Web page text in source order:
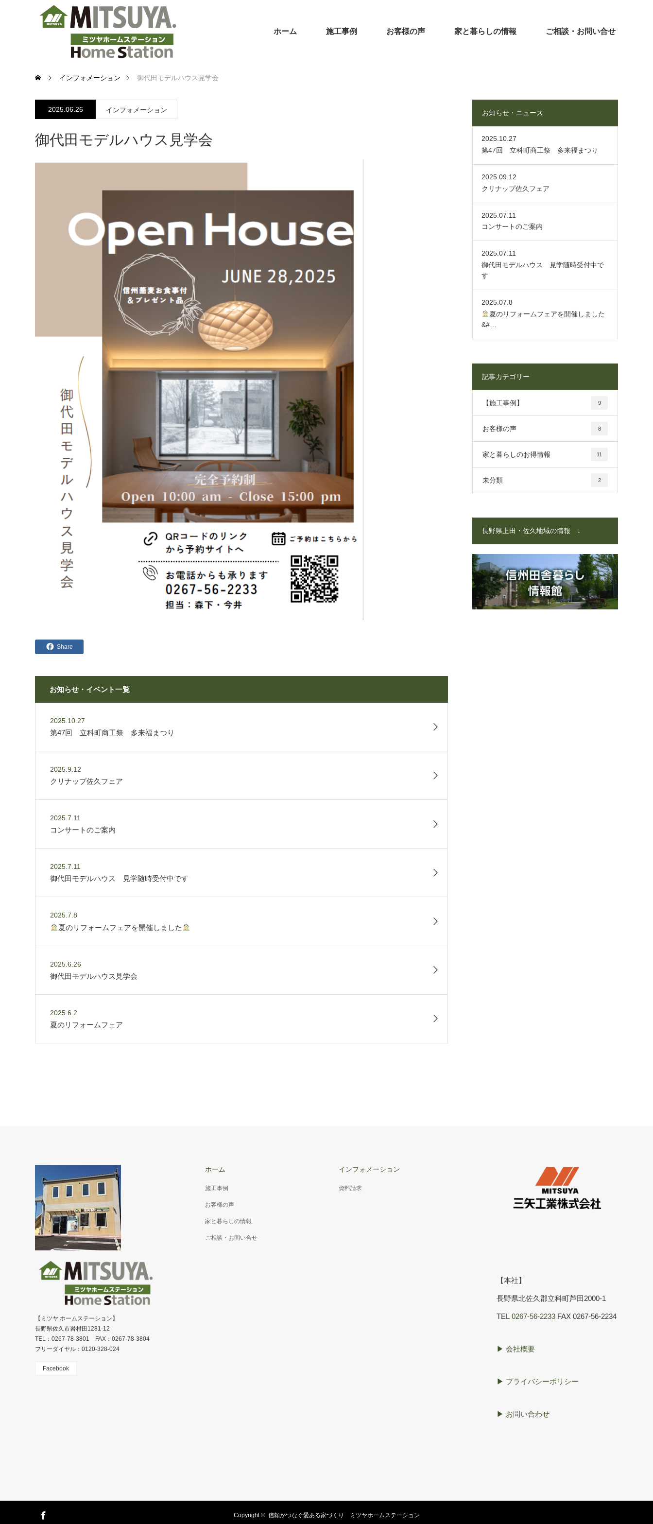
ホーム 施工事例 お客様の声 家と暮らしの情報 ご相談・お問い合せ
インフォメーション 御代田モデルハウス見学会
2025.06.26 インフォメーション
御代田モデルハウス見学会
Share
お知らせ・イベント一覧
2025.10.27
第47回 立科町商工祭 多来福まつり
2025.9.12
クリナップ佐久フェア
2025.7.11
コンサートのご案内
2025.7.11
御代田モデルハウス 見学随時受付中です
2025.7.8
夏のリフォームフェアを開催しました
2025.6.26
御代田モデルハウス見学会
2025.6.2
夏のリフォームフェア
お知らせ・ニュース
2025.10.27
第47回 立科町商工祭 多来福まつり
2025.09.12
クリナップ佐久フェア
2025.07.11
コンサートのご案内
2025.07.11
御代田モデルハウス 見学随時受付中で
す
2025.07.8
夏のリフォームフェアを開催しました
&#…
記事カテゴリー
【施工事例】 9
お客様の声 8
家と暮らしのお得情報 11
未分類 2
長野県上田・佐久地域の情報 ↓
ホーム
施工事例
お客様の声
家と暮らしの情報
ご相談・お問い合せ
インフォメーション
資料請求
【本社】
長野県北佐久郡立科町芦田2000-1
TEL 0267-56-2233 FAX 0267-56-2234
▶︎ 会社概要
▶︎ プライバシーポリシー
▶︎ お問い合わせ
【ミツヤ ホームステーション】
長野県佐久市岩村田1281-12
TEL：0267-78-3801 FAX：0267-78-3804
フリーダイヤル：0120-328-024
Facebook
Copyright © 信頼がつなぐ愛ある家づくり ミツヤホームステーション